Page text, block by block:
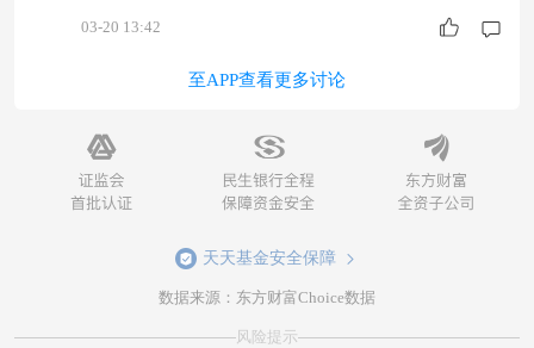
03-20 13:42
至APP查看更多讨论
天天基金安全保障
数据来源：东方财富Choice数据
风险提示